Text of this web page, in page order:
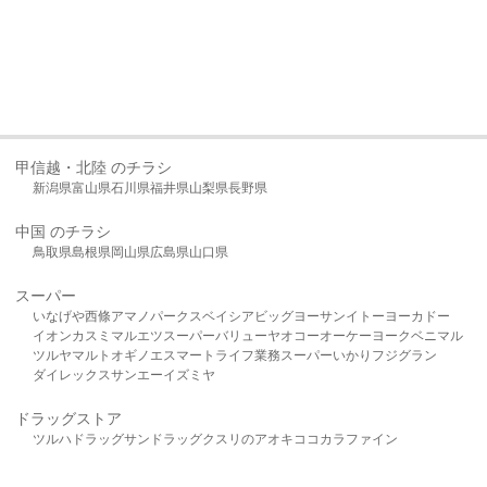
甲信越・北陸 のチラシ
新潟県富山県石川県福井県山梨県長野県
中国 のチラシ
鳥取県島根県岡山県広島県山口県
スーパー
いなげや西條アマノパークスベイシア ビッグヨーサンイトーヨーカドー
イオンカスミ マルエツスーパーバリューヤオコーオーケー ヨークベニマル
ツルヤマルト オギノ エスマート ライフ業務スーパーいかり フジグラン
ダイレックスサンエーイズミヤ
ドラッグストア
ツルハドラッグサンドラッグクスリのアオキ ココカラファイン